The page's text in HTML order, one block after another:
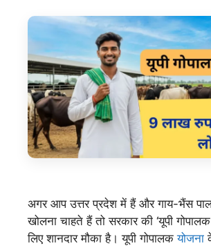
अगर आप उत्तर प्रदेश में हैं और गाय-भैंस
खोलना चाहते हैं तो सरकार की ‘यूपी
लिए शानदार मौका है। यूपी गोपालकयोजना